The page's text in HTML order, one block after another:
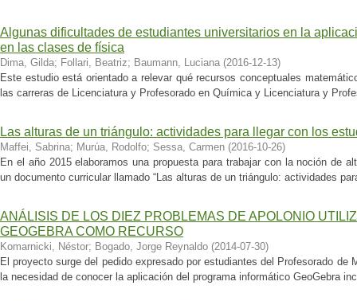
Algunas dificultades de estudiantes universitarios en la
en las clases de física
Dima, Gilda; Follari, Beatriz; Baumann, Luciana (2016-12-13)
Este estudio está orientado a relevar qué recursos conceptuales
las carreras de Licenciatura y Profesorado en Química y Licenciatura y
Las alturas de un triángulo: actividades para llegar con los
Maffei, Sabrina; Murúa, Rodolfo; Sessa, Carmen (2016-10-26)
En el año 2015 elaboramos una propuesta para trabajar con la noción de
un documento curricular llamado “Las alturas de un triángulo: actividades
ANÁLISIS DE LOS DIEZ PROBLEMAS DE APOLONIO
GEOGEBRA COMO RECURSO
Komarnicki, Néstor; Bogado, Jorge Reynaldo (2014-07-30)
El proyecto surge del pedido expresado por estudiantes del Profesorado de
la necesidad de conocer la aplicación del programa informático GeoGebra